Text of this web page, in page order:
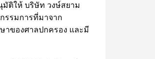
มัติให้ บริษัท วงษ์สยาม
รรมการที่มาจาก
าของศาลปกครอง และมี